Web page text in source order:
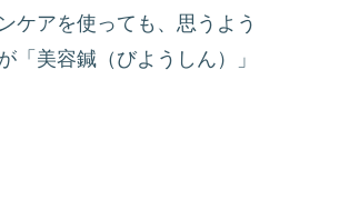
ケアを使っても、思うよう
美容鍼（びようしん）」